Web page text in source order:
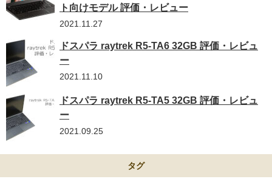
ト向けモデル 評価・レビュー
2021.11.27
ドスパラ raytrek R5-TA6 32GB 評価・レビュ
ー
2021.11.10
ドスパラ raytrek R5-TA5 32GB 評価・レビュ
ー
2021.09.25
タグ